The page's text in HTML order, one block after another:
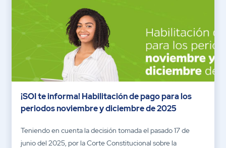
¡SOI te informa! Habilitación de pago para los
periodos noviembre y diciembre de 2025
Teniendo en cuenta la decisión tomada el pasado 17 de
junio del 2025, por la Corte Constitucional sobre la